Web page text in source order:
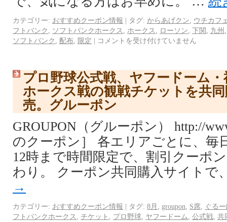
カテゴリー: おすすめクーポン情報 | タグ: からあげクン
ウチカフ
フトバンク
ソフトバンクホークス ホークス ローソン 下関 九州
ソフトバンク
配布 限定 | コメントを受け付けていません
プロ野球公式戦、ヤフードーム
ホークス戦の観戦チケットを共
売。グルーポン
GROUPON（グルーポン） http://
のクーポン］ 各エリアごとに、毎
12時まで時間限定で、割引クーポ
わり。 クーポン共同購入サイト
→
カテゴリー: おすすめクーポン情報 | タグ: 8月 groupon S席
ぐる
フトバンクホークス
チケット プロ野球 ヤフードーム 公式戦 共